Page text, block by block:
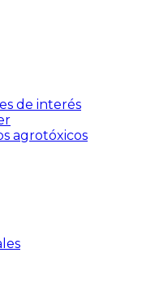
de interés
agrotóxicos